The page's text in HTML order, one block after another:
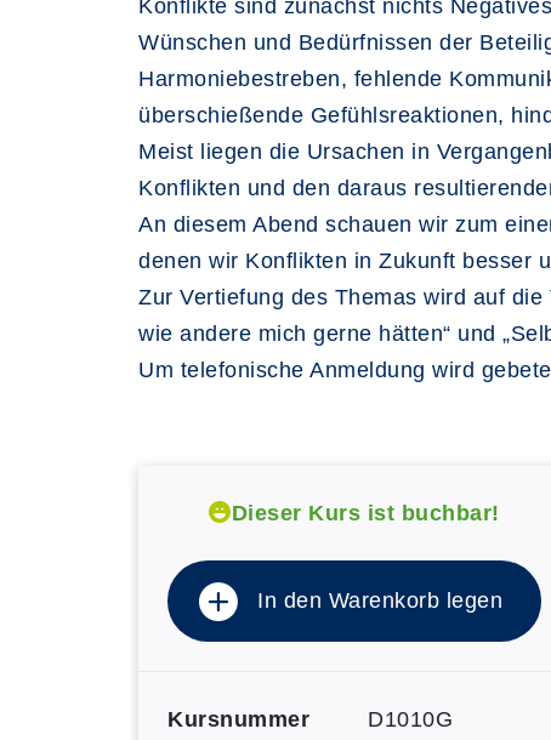
Konflikte sind zunächst nichts
Wünschen und Bedürfnissen der
Harmoniebestreben, fehlende
überschießende Gefühlsreaktionen,
Meist liegen die Ursachen in
Konflikten und den daraus
An diesem Abend schauen wir zum
denen wir Konflikten in Zukunft besser
Zur Vertiefung des Themas wird auf
wie andere mich gerne hätten“ und
Um telefonische Anmeldung wird
Dieser Kurs ist buchbar!
In den Warenkorb legen
Kursnummer D1010G